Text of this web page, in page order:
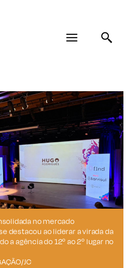
no mercado
destacou ao liderar a virada da
a agência do 12º ao 2º lugar no
JC